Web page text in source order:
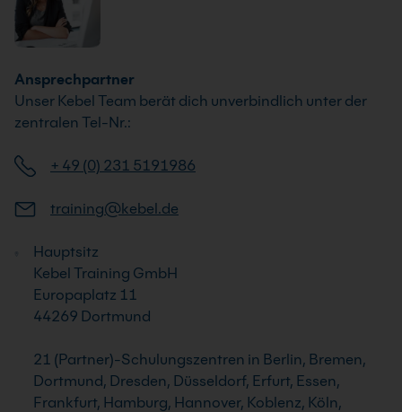
Ansprechpartner
Unser Kebel Team berät dich unverbindlich unter der
zentralen Tel-Nr.:
+ 49 (0) 231 5191986
training@kebel.de
Hauptsitz
Kebel Training GmbH
Europaplatz 11
44269 Dortmund
21 (Partner)-Schulungszentren in Berlin, Bremen,
Dortmund, Dresden, Düsseldorf, Erfurt, Essen,
Frankfurt, Hamburg, Hannover, Koblenz, Köln,